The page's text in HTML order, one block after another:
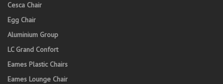
Cesca Chair
Egg Chair
Aluminium Group
LC Grand Confort
Eames Plastic Chairs
Eames Lounge Chair